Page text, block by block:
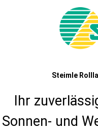
Steimle
Ihr
Sonnen- und